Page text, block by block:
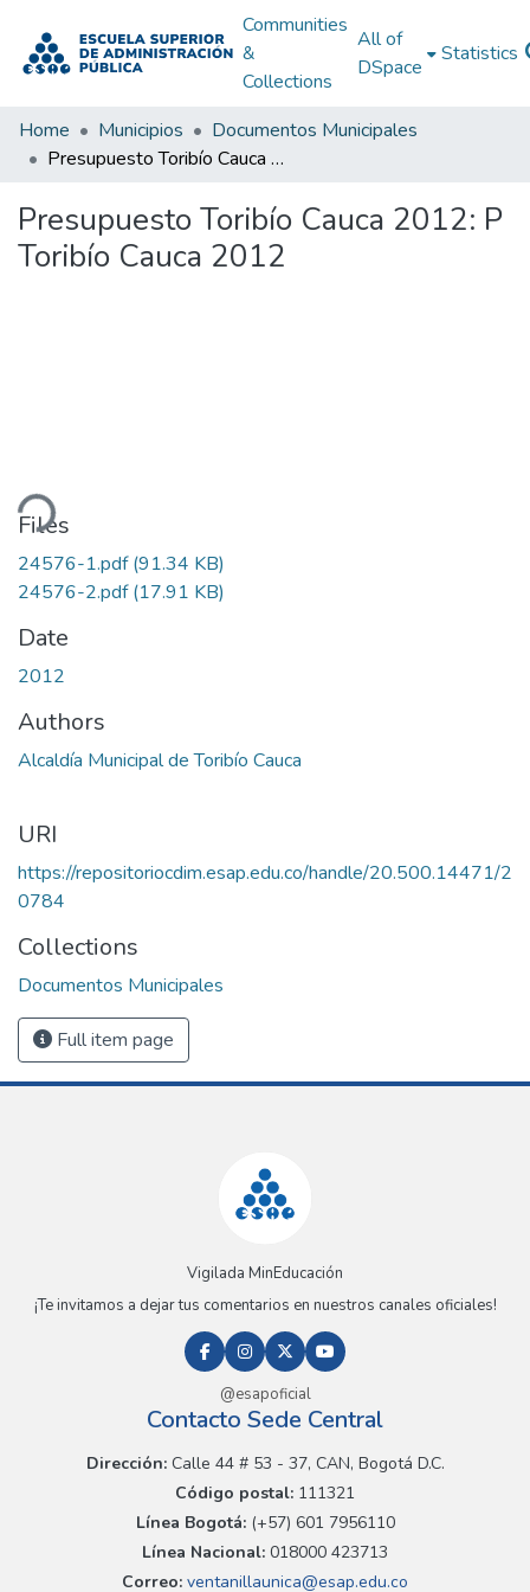
Communities
&
Collections
All of
DSpace
Statistics
Home Municipios
Documentos Municipales
Presupuesto Toribío Cauca 2012: P Toribío Cauca 2012
Presupuesto Toribío Cauca 2012: P
Toribío Cauca 2012
Files
24576-1.pdf(91.34 KB)
24576-2.pdf(17.91 KB)
Date
2012
Authors
Alcaldía Municipal de Toribío Cauca
URI
https://repositoriocdim.esap.edu.co/handle/20.500.14471/2
0784
Collections
Documentos Municipales
Full item page
Vigilada MinEducación
¡Te invitamos a dejar tus comentarios en nuestros canales oficiales!
@esapoficial
Contacto Sede Central
Dirección:Calle 44 # 53 - 37, CAN, Bogotá D.C.
Código postal: 111321
Línea Bogotá:(+57) 601 7956110
Línea Nacional: 018000 423713
Correo: ventanillaunica@esap.edu.co